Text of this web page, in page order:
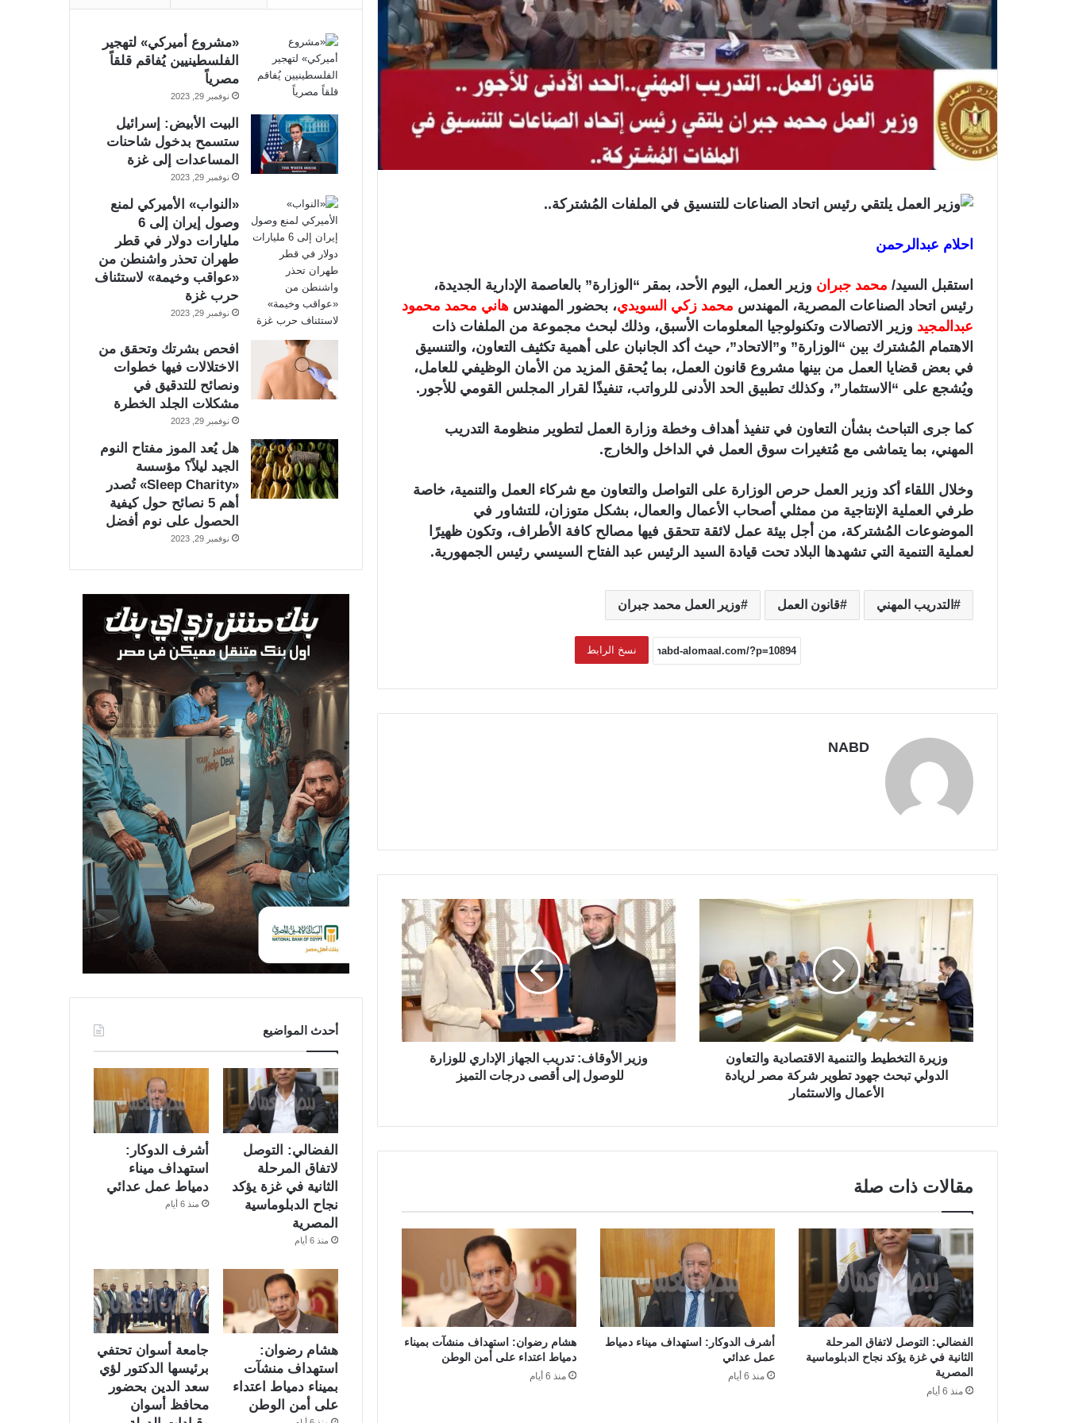
ر
و
ن
احلام عبدالرحمن
استقبل السيد/ محمد جبران وزير العمل، اليوم الأحد، بمقر “الوزارة” بالعاصمة الإدارية الجديدة،
رئيس اتحاد الصناعات المصرية، المهندس محمد زكي السويدي، بحضور المهندس هاني محمد محمود
عبدالمجيد وزير الاتصالات وتكنولوجيا المعلومات الأسبق، وذلك لبحث مجموعة من الملفات ذات
الاهتمام المُشترك بين “الوزارة” و”الاتحاد”، حيث أكد الجانبان على أهمية تكثيف التعاون، والتنسيق
في بعض قضايا العمل من بينها مشروع قانون العمل، بما يُحقق المزيد من الأمان الوظيفي للعامل،
ويُشجع على “الاستثمار”، وكذلك تطبيق الحد الأدنى للرواتب، تنفيذًا لقرار المجلس القومي للأجور.
كما جرى التباحث بشأن التعاون في تنفيذ أهداف وخطة وزارة العمل لتطوير منظومة التدريب
المهني، بما يتماشى مع مُتغيرات سوق العمل في الداخل والخارج.
وخلال اللقاء أكد وزير العمل حرص الوزارة على التواصل والتعاون مع شركاء العمل والتنمية، خاصة
طرفي العملية الإنتاجية من ممثلي أصحاب الأعمال والعمال، بشكل متوزان، للتشاور في
الموضوعات المُشتركة، من أجل بيئة عمل لائقة تتحقق فيها مصالح كافة الأطراف، وتكون ظهيرًا
لعملية التنمية التي تشهدها البلاد تحت قيادة السيد الرئيس عبد الفتاح السيسي رئيس الجمهورية.
التدريب المهني قانون العمل وزير العمل محمد جبران
نسخ الرابط
NABD
وزيرة التخطيط والتنمية الاقتصادية والتعاون
الدولي تبحث جهود تطوير شركة مصر لريادة
الأعمال والاستثمار
وزير الأوقاف: تدريب الجهاز الإداري للوزارة
للوصول إلى أقصى درجات التميز
مقالات ذات صلة
الفضالي: التوصل لاتفاق المرحلة
الثانية في غزة يؤكد نجاح الدبلوماسية
المصرية
منذ 6 أيام
أشرف الدوكار: استهداف ميناء دمياط
عمل عدائي
منذ 6 أيام
هشام رضوان: استهداف منشآت بميناء
دمياط اعتداء على أمن الوطن
منذ 6 أيام
«مشروع أميركي» لتهجير
الفلسطينيين يُفاقم قلقاً
مصرياً
نوفمبر 29, 2023
البيت الأبيض: إسرائيل
ستسمح بدخول شاحنات
المساعدات إلى غزة
نوفمبر 29, 2023
«النواب» الأميركي لمنع
وصول إيران إلى 6
مليارات دولار في قطر
طهران تحذر واشنطن من
«عواقب وخيمة» لاستئناف
حرب غزة
نوفمبر 29, 2023
افحص بشرتك وتحقق من
الاختلالات فيها خطوات
ونصائح للتدقيق في
مشكلات الجلد الخطرة
نوفمبر 29, 2023
هل يُعد الموز مفتاح النوم
الجيد ليلاً؟ مؤسسة
«Sleep Charity» تُصدر
أهم 5 نصائح حول كيفية
الحصول على نوم أفضل
نوفمبر 29, 2023
أحدث المواضيع
الفضالي: التوصل
لاتفاق المرحلة
الثانية في غزة يؤكد
نجاح الدبلوماسية
المصرية
منذ 6 أيام
أشرف الدوكار:
استهداف ميناء
دمياط عمل عدائي
منذ 6 أيام
هشام رضوان:
استهداف منشآت
بميناء دمياط اعتداء
على أمن الوطن
جامعة أسوان تحتفي
برئيسها الدكتور لؤي
سعد الدين بحضور
محافظ أسوان